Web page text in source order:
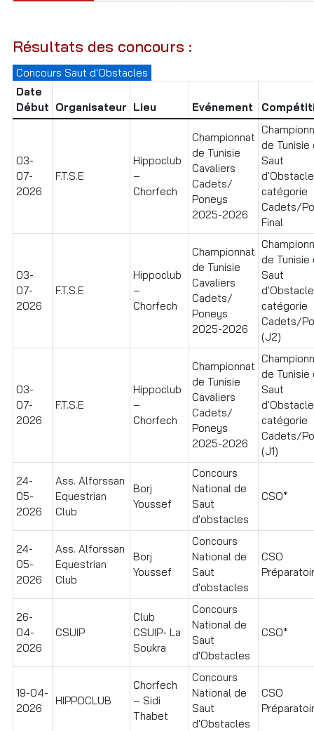
Résultats des concours :
Concours Saut d'Obstacles
Date
Début Organisateur Lieu Evénement
03-
07-
2026
F.T.S.E
Hippoclub
–
Chorfech
Championnat
de Tunisie
Cavaliers
Cadets/
Poneys
2025-2026
de Tunisie
Saut
catégorie
Cadets/
Final
03-
07-
2026
F.T.S.E
Hippoclub
–
Chorfech
Championnat
de Tunisie
Cavaliers
Cadets/
Poneys
2025-2026
de Tunisie
Saut
catégorie
Cadets/
(J2)
03-
07-
2026
F.T.S.E
Hippoclub
–
Chorfech
Championnat
de Tunisie
Cavaliers
Cadets/
Poneys
2025-2026
de Tunisie
Saut
catégorie
Cadets/
(J1)
24-
05-
2026
Ass. Alforssan
Equestrian
Club
Borj
Youssef
Concours
National de
Saut
d'obstacles
CSO*
24-
05-
2026
Ass. Alforssan
Equestrian
Club
Borj
Youssef
Concours
National de
Saut
d'obstacles
CSO
26-
04-
2026
CSUIP
Club
CSUIP- La
Soukra
Concours
National de
Saut
d'Obstacles
CSO*
19-04-
2026
HIPPOCLUB
Chorfech
– Sidi
Thabet
Concours
National de
Saut
d'Obstacles
CSO